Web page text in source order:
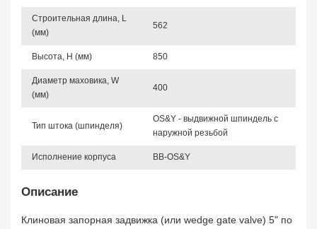
Строительная длина, L
(мм)
562
Высота, Н (мм) 850
Диаметр маховика, W
(мм)
400
Тип штока (шпинделя)
OS&Y - выдвижной шпиндель с
наружной резьбой
Исполнение корпуса BB-OS&Y
Описание
Клиновая запорная задвижка (или wedge gate valve) 5" по